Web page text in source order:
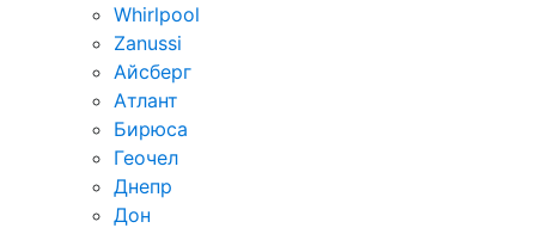
Whirlpool
Zanussi
Айсберг
Атлант
Бирюса
Геочел
Днепр
Дон